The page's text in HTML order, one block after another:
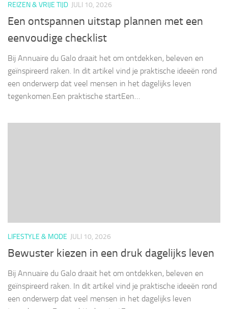
REIZEN & VRIJE TIJD JULI 10, 2026
Een ontspannen uitstap plannen met een
eenvoudige checklist
Bij Annuaire du Galo draait het om ontdekken, beleven en
geïnspireerd raken. In dit artikel vind je praktische ideeën rond
een onderwerp dat veel mensen in het dagelijks leven
tegenkomen.Een praktische startEen…
LIFESTYLE & MODE JULI 10, 2026
Bewuster kiezen in een druk dagelijks leven
Bij Annuaire du Galo draait het om ontdekken, beleven en
geïnspireerd raken. In dit artikel vind je praktische ideeën rond
een onderwerp dat veel mensen in het dagelijks leven